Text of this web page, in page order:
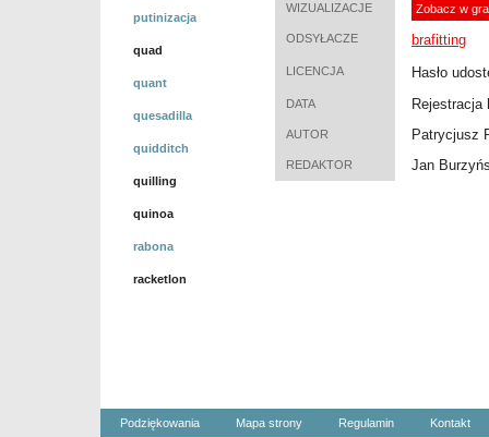
putinizacja
quad
quant
quesadilla
quidditch
quilling
quinoa
rabona
racketlon
WIZUALIZACJE Zobacz w
ODSYŁACZE brafitting
LICENCJA Hasło
DATA Rejestracja
AUTOR Patrycjusz
REDAKTOR Jan
Podziękowania Mapa strony Regulamin Kontakt